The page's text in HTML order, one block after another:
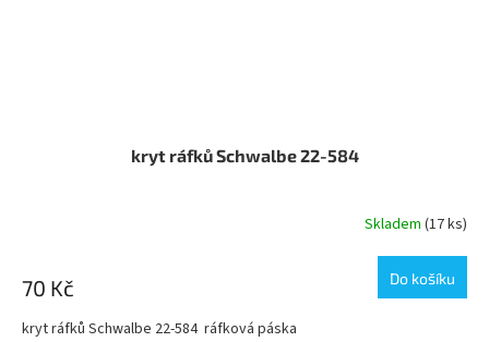
kryt ráfků Schwalbe 22-584
Skladem (17 ks)
70 Kč Do košíku
kryt ráfků Schwalbe 22-584 ráfková páska